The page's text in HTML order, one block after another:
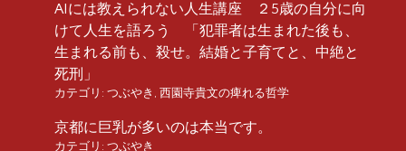
AIには教えられない人生講座 ２5歳の自分に向
けて人生を語ろう 「犯罪者は生まれた後も、
生まれる前も、殺せ。結婚と子育てと、中絶と
死刑」
カテゴリ: つぶやき , 西園寺貴文の痺れる哲学
京都に巨乳が多いのは本当です。
カテゴリ: つぶやき